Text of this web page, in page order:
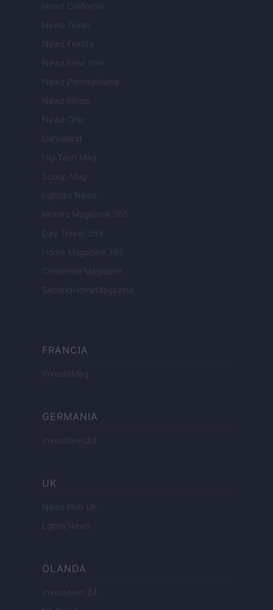
Newz California
Newz Texas
Newz Florida
Newz New York
Newz Pennsylvania
Newz Illinois
Newz Ohio
Gameland
Hig Tech Mag
Scoop Mag
Lgbtqia News
Motors Magazine 365
Day Travel 365
Home Magazine 365
Cineverse Magazine
SecondHomeMagazine
FRANCIA
InvestirMag
GERMANIA
Investieren24
UK
News Hub UK
Lgbtq News
OLANDA
Investeren 24